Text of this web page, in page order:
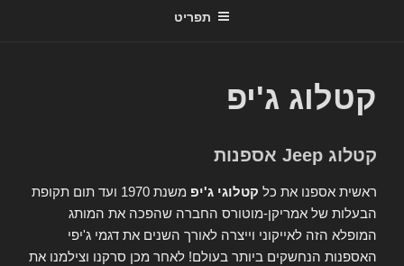
תפריט
קטלוג ג'יפ
קטלוג Jeep אספנות
ראשית אספנו את כל קטלוגי ג'יפ
משנת 1970 ועד תום תקופת
הבעלות של אמריקן-מוטורס החברה שהפכה את המותג
המופלא הזה לאייקוני וייצרה לאורך השנים את דגמי ג'יפי
האספנות הנחשקים ביותר בעולם! לאחר מכן סרקנו וצילמנו את